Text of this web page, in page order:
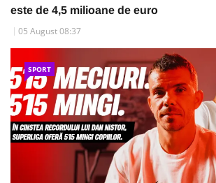
este de 4,5 milioane de euro
05 August 08:37
SPORT